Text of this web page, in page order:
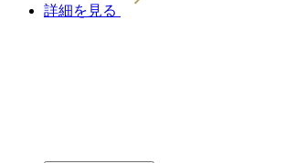
詳細を見る